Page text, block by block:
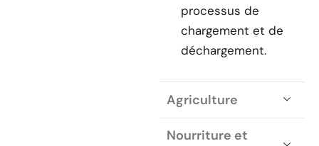
processus de
chargement et de
déchargement.
Agriculture
Nourriture et